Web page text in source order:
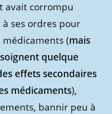
avait corrompu
ses ordres pour
médicaments (mais
quelque
effets secondaires
médicaments),
bannir peu à